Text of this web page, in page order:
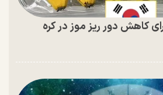
کاهش دور ریز موز در کره